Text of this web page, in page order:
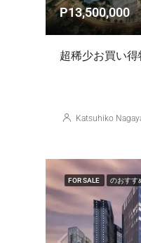
P13,500,000
Katsuhiko
FOR SALE のおすす